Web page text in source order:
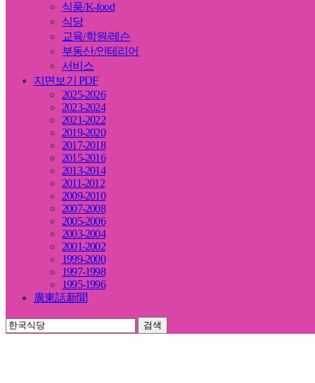
식품/K-food
식당
교육/학원/레슨
부동산/인테리어
서비스
지면보기 PDF
2025-2026
2023-2024
2021-2022
2019-2020
2017-2018
2015-2016
2013-2014
2011-2012
2009-2010
2007-2008
2005-2006
2003-2004
2001-2002
1999-2000
1997-1998
1995-1996
廣東話新聞
검색